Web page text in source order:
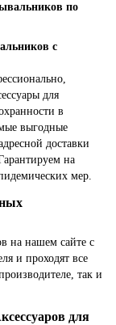
по
с
для
в
выгодные
доставки
на
мер.
на нашем сайте с
и проходят все
так и
для